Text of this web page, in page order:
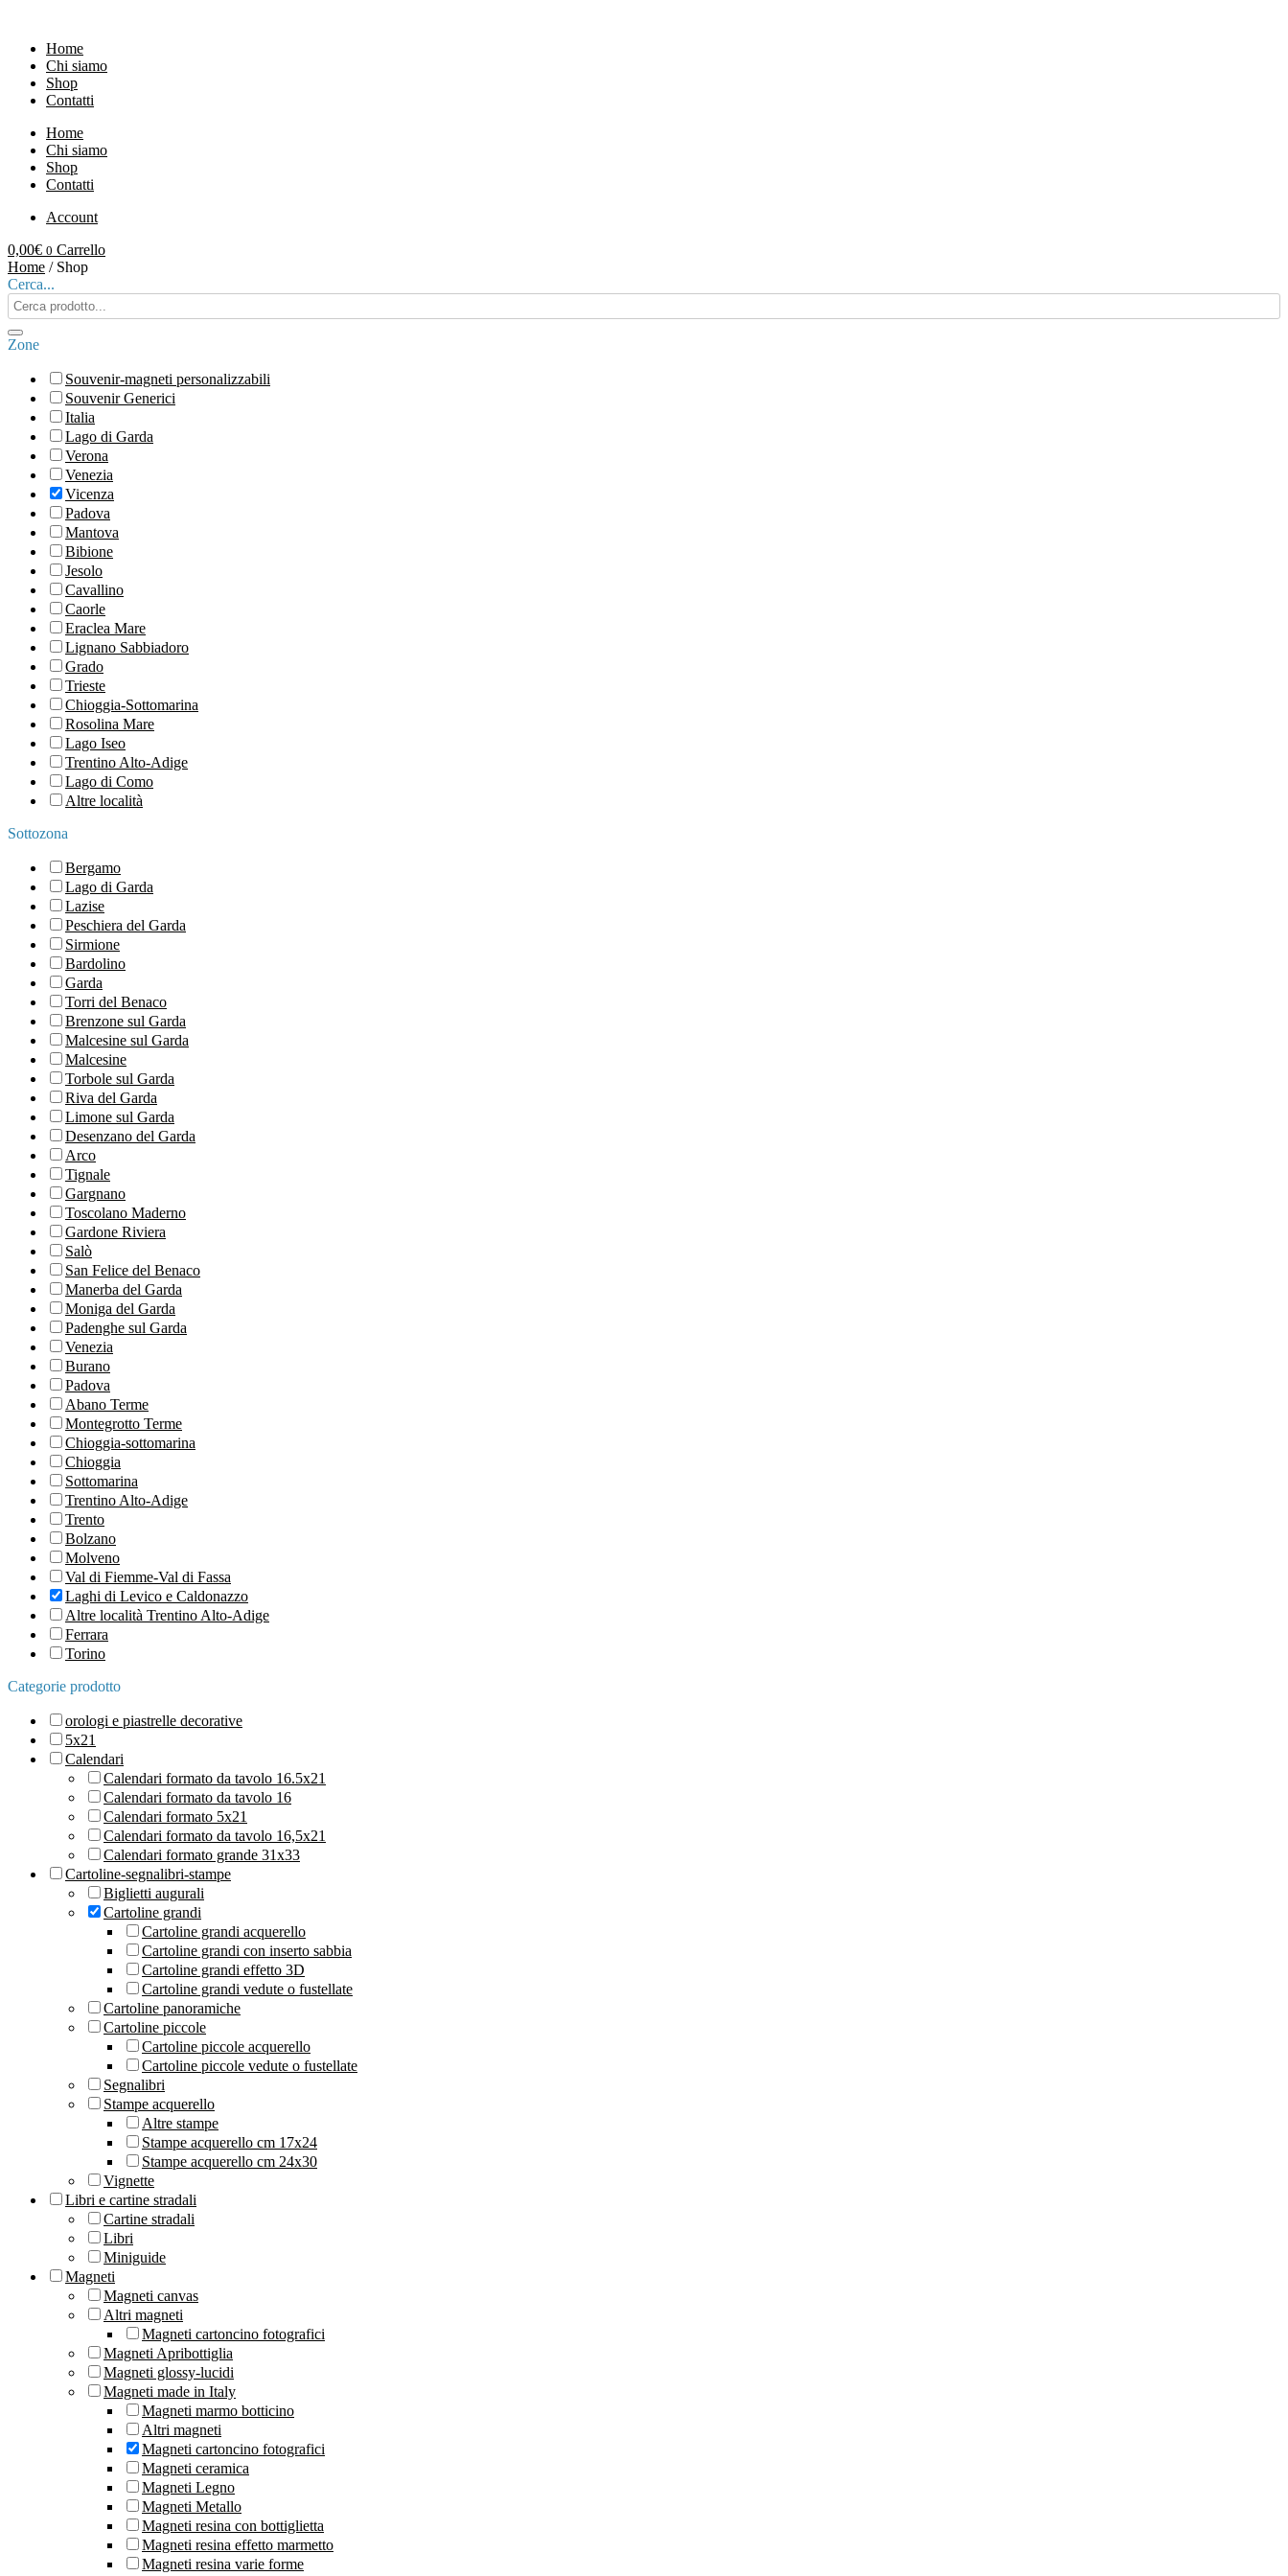
contenutoHome
Chi siamo
Shop
Contatti
Home
Chi siamo
Shop
Contatti
Account
0,00€ 0 Carrello
Home / Shop
Cerca...
Search
products:
Zone
Souvenir-magneti personalizzabili
Souvenir Generici
Italia
Lago di Garda
Verona
Venezia
Vicenza
Padova
Mantova
Bibione
Jesolo
Cavallino
Caorle
Eraclea Mare
Lignano Sabbiadoro
Grado
Trieste
Chioggia-Sottomarina
Rosolina Mare
Lago Iseo
Trentino Alto-Adige
Lago di Como
Altre località
Sottozona
Bergamo
Lago di Garda
Lazise
Peschiera del Garda
Sirmione
Bardolino
Garda
Torri del Benaco
Brenzone sul Garda
Malcesine sul Garda
Malcesine
Torbole sul Garda
Riva del Garda
Limone sul Garda
Desenzano del Garda
Arco
Tignale
Gargnano
Toscolano Maderno
Gardone Riviera
Salò
San Felice del Benaco
Manerba del Garda
Moniga del Garda
Padenghe sul Garda
Venezia
Burano
Padova
Abano Terme
Montegrotto Terme
Chioggia-sottomarina
Chioggia
Sottomarina
Trentino Alto-Adige
Trento
Bolzano
Molveno
Val di Fiemme-Val di Fassa
Laghi di Levico e Caldonazzo
Altre località Trentino Alto-Adige
Ferrara
Torino
Categorie prodotto
orologi e piastrelle decorative
5x21
Calendari
Calendari formato da tavolo 16.5x21
Calendari formato da tavolo 16
Calendari formato 5x21
Calendari formato da tavolo 16,5x21
Calendari formato grande 31x33
Cartoline-segnalibri-stampe
Biglietti augurali
Cartoline grandi
Cartoline grandi acquerello
Cartoline grandi con inserto sabbia
Cartoline grandi effetto 3D
Cartoline grandi vedute o fustellate
Cartoline panoramiche
Cartoline piccole
Cartoline piccole acquerello
Cartoline piccole vedute o fustellate
Segnalibri
Stampe acquerello
Altre stampe
Stampe acquerello cm 17x24
Stampe acquerello cm 24x30
Vignette
Libri e cartine stradali
Cartine stradali
Libri
Miniguide
Magneti
Magneti canvas
Altri magneti
Magneti cartoncino fotografici
Magneti Apribottiglia
Magneti glossy-lucidi
Magneti made in Italy
Magneti marmo botticino
Altri magneti
Magneti cartoncino fotografici
Magneti ceramica
Magneti Legno
Magneti Metallo
Magneti resina con bottiglietta
Magneti resina effetto marmetto
Magneti resina varie forme